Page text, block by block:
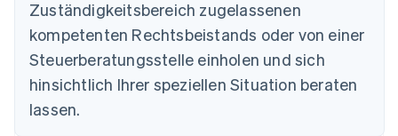
Zuständigkeitsbereich zugelassenen
kompetenten Rechtsbeistands oder von einer
Steuerberatungsstelle einholen und sich
hinsichtlich Ihrer speziellen Situation beraten
lassen.
English
Deutschland
DeutschEnglish
English
Festlandchina